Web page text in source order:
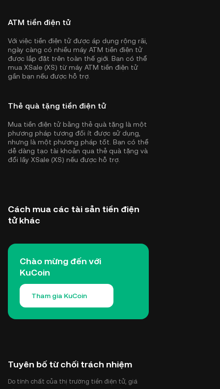
ATM tiền điện tử
Với việc tiền điện tử được áp dụng rộng rãi,
ngày càng có nhiều máy ATM tiền điện tử
được lắp đặt trên toàn thế giới. Bạn có thể
mua XSale (XS) từ máy ATM tiền điện tử
gần bạn nếu được hỗ trợ.
Thẻ quà tặng tiền điện tử
Mua tiền điện tử bằng thẻ quà tặng là một
phương pháp tương đối ít được sử dụng,
nhưng là một phương pháp tốt. Bạn có thể
dễ dàng tạo tài khoản qua thẻ quà tặng và
đổi lấy XSale (XS) nếu được hỗ trợ.
Cách mua các tài sản tiền điện
tử khác
Chào mừng đến với
KuCoin
Tham gia KuCoin
Tuyên bố từ chối trách nhiệm
Do tính chất của thị trường tiền điện tử, giá